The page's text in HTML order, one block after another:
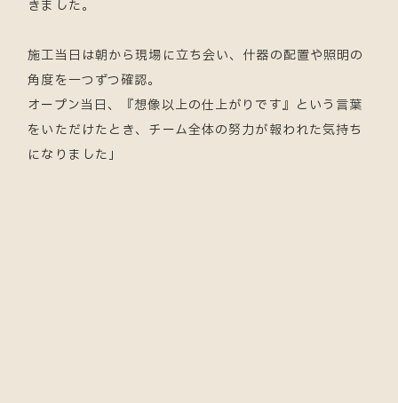
きました。
施工当日は朝から現場に立ち会い、什器の配置や照明の
角度を一つずつ確認。
オープン当日、『想像以上の仕上がりです』という言葉
をいただけたとき、チーム全体の努力が報われた気持ち
になりました」